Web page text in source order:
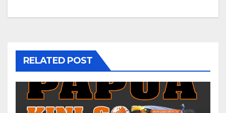
RELATED POST